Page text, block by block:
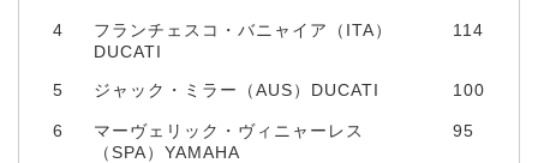
4
フランチェスコ・バニャイア（ITA）
DUCATI
114
5 ジャック・ミラー（AUS）DUCATI 100
6
マーヴェリック・ヴィニャーレス
（SPA）YAMAHA
95